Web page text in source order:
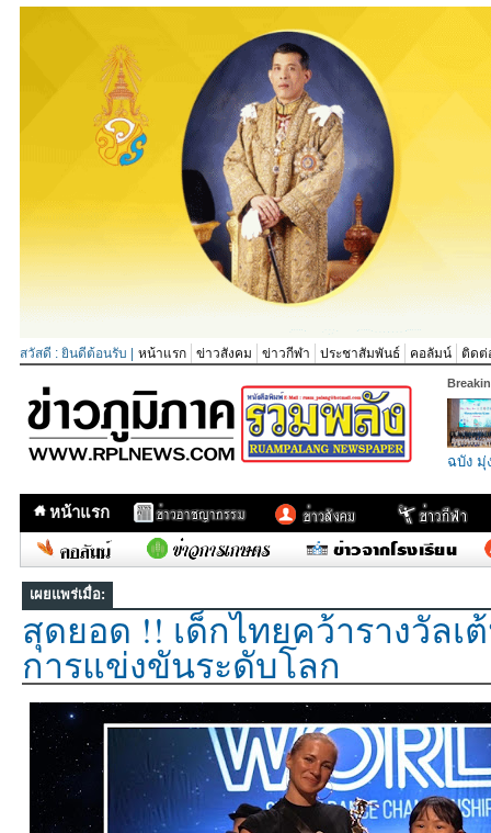
สวัสดี : ยินดีต้อนรับ | หน้าแรก ข่าวสังคม ข่าวกีฬา ประชาสัมพันธ์ คอลัมน์ ติดต่
ฉบัง มุ่
หน้าแรก
เผยแพร่เมื่อ:
สุดยอด !! เด็กไทยคว้ารางวัลเ
การแข่งขันระดับโลก